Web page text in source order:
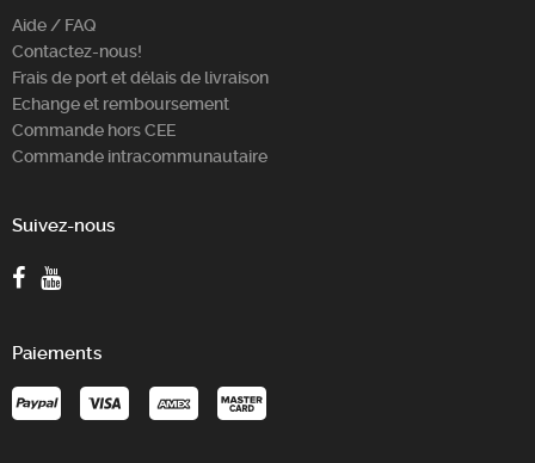
Aide / FAQ
Contactez-nous!
Frais de port et délais de livraison
Echange et remboursement
Commande hors CEE
Commande intracommunautaire
Suivez-nous
Paiements